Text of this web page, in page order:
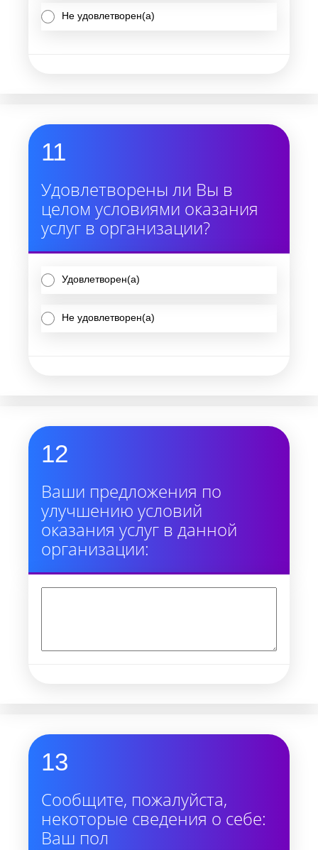
Не удовлетворен(а)
11
Удовлетворены ли Вы в
целом условиями оказания
услуг в организации?
Удовлетворен(а)
Не удовлетворен(а)
12
Ваши предложения по
улучшению условий
оказания услуг в данной
организации:
13
Сообщите, пожалуйста,
некоторые сведения о себе:
Ваш пол